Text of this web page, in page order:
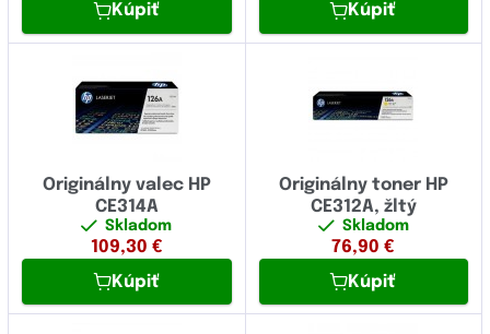
Kúpiť
Kúpiť
Originálny valec HP
CE314A
Skladom
109,30 €
Kúpiť
Originálny toner HP
CE312A, žltý
Skladom
76,90 €
Kúpiť